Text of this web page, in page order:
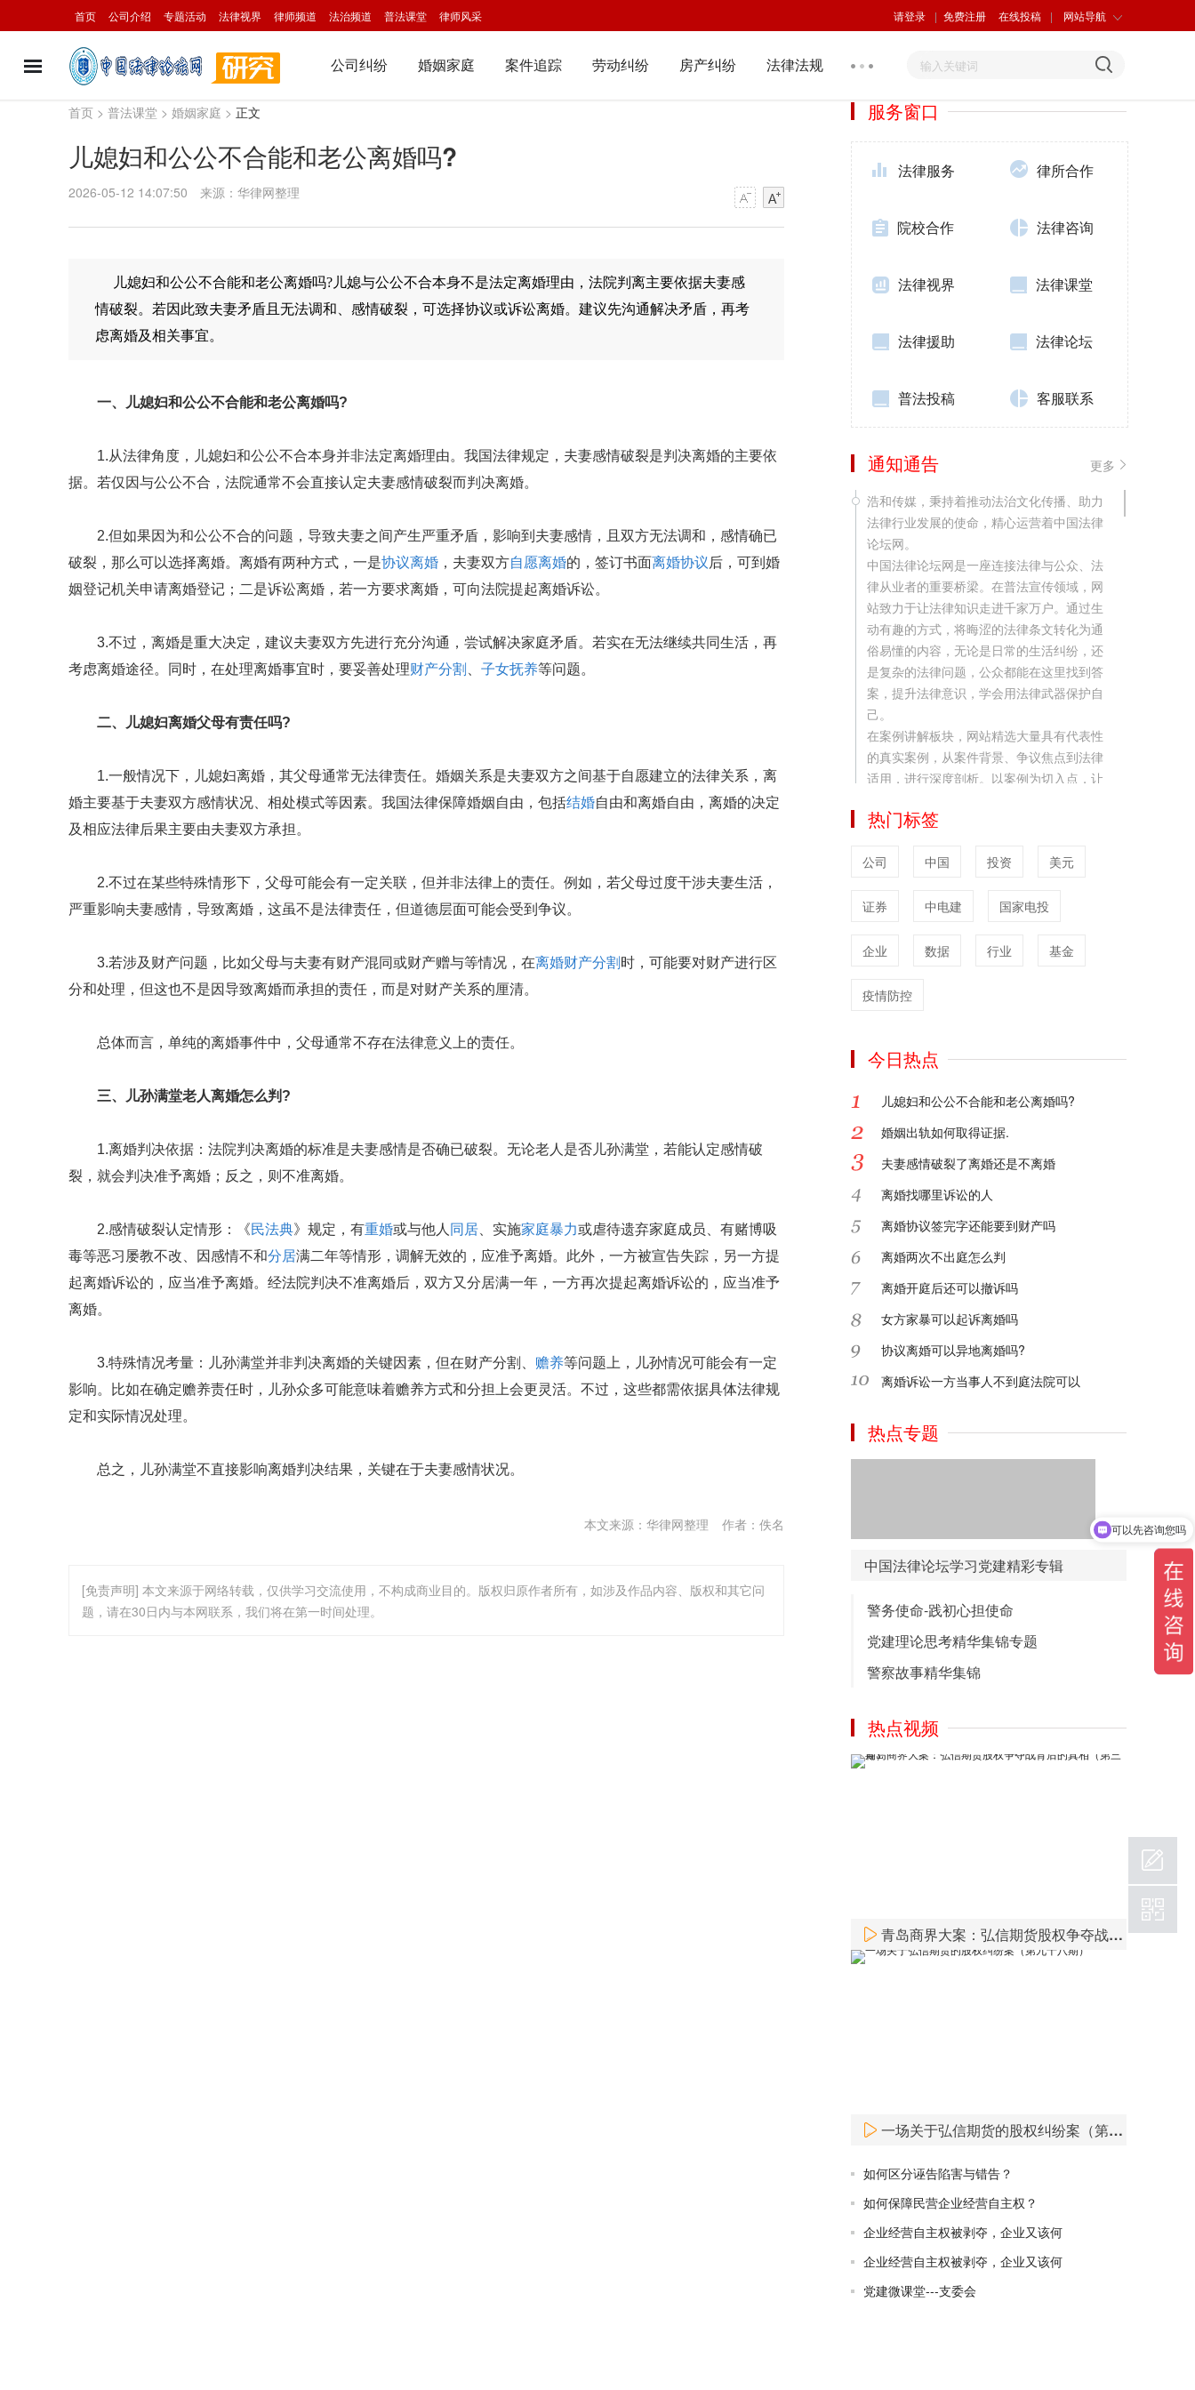
首页 公司介绍 专题活动 法律视界 律师频道 法治频道 普法课堂 律师风采 请登录 | 免费注册 在线投稿 | 网站导航
公司纠纷 婚姻家庭 案件追踪 劳动纠纷 房产纠纷 法律法规
首页 > 普法课堂 > 婚姻家庭 > 正文
儿媳妇和公公不合能和老公离婚吗?
2026-05-12 14:07:50 来源：华律网整理
儿媳妇和公公不合能和老公离婚吗?儿媳与公公不合本身不是法定离婚理由， 法院判离主要依据夫妻感
情破裂。若因此致夫妻矛盾且无法调和、感情破裂，可选择协议或诉讼离婚。建议先沟通解决矛盾，再考
虑离婚及相关事宜。
一、儿媳妇和公公不合能和老公离婚吗?
1.从法律角度，儿媳妇和公公不合本身并非法定离婚理由。我国法律规定，夫妻感情破裂是判决离婚的主要依
据。若仅因与公公不合，法院通常不会直接认定夫妻感情破裂而判决离婚。
2.但如果因为和公公不合的问题，导致夫妻之间产生严重矛盾，影响到夫妻感情，且双方无法调和，感情确已
破裂，那么可以选择离婚。离婚有两种方式，一是协议离婚 ，夫妻双方自愿离婚的，签订书面离婚协议后，可到婚
姻登记机关申请离婚登记；二是诉讼离婚，若一方要求离婚，可向法院提起离婚诉讼。
3.不过，离婚是重大决定，建议夫妻双方先进行充分沟通，尝试解决家庭矛盾。若实在无法继续共同生活，再
考虑离婚途径。同时，在处理离婚事宜时，要妥善处理财产分割 子女抚养等问题。
二、儿媳妇离婚父母有责任吗?
1.一般情况下，儿媳妇离婚，其父母通常无法律责任。婚姻关系是夫妻双方之间基于自愿建立的法律关系，离
婚主要基于夫妻双方感情状况、相处模式等因素。我国法律保障婚姻自由，包括结婚自由和离婚自由，离婚的决定
及相应法律后果主要由夫妻双方承担。
2.不过在某些特殊情形下，父母可能会有一定关联，但并非法律上的责任。例如，若父母过度干涉夫妻生活，
严重影响夫妻感情，导致离婚，这虽不是法律责任，但道德层面可能会受到争议。
3.若涉及财产问题，比如父母与夫妻有财产混同或财产赠与等情况，在离婚财产分割 时，可能要对财产进行区
分和处理，但这也不是因导致离婚而承担的责任，而是对财产关系的厘清。
总体而言，单纯的离婚事件中，父母通常不存在法律意义上的责任。
三、儿孙满堂老人离婚怎么判?
1.离婚判决依据：法院判决离婚的标准是夫妻感情是否确已破裂。无论老人是否儿孙满堂，若能认定感情破
裂，就会判决准予离婚；反之，则不准离婚。
2.感情破裂认定情形：《民法典》规定，有重婚或与他人 同居 、实施家庭暴力或虐待遗弃家庭成员、有赌博吸
毒等恶习屡教不改、因感情不和分居满二年等情形，调解无效的，应准予离婚。此外，一方被宣告失踪，另一方提
起离婚诉讼的，应当准予离婚。经法院判决不准离婚后，双方又分居满一年，一方再次提起离婚诉讼的，应当准予
离婚。
3.特殊情况考量：儿孙满堂并非判决离婚的关键因素，但在财产分割、 赡养等问题上，儿孙情况可能会有一定
影响。比如在确定赡养责任时，儿孙众多可能意味着赡养方式和分担上会更灵活。不过，这些都需依据具体法律规
定和实际情况处理。
总之，儿孙满堂不直接影响离婚判决结果，关键在于夫妻感情状况。
本文来源：华律网整理 作者：佚名
[免责声明] 本文来源于网络转载，仅供学习交流使用，不构成商业目的。版权归原作者所有，如涉及作品内容、版权和其它问
题，请在30日内与本网联系，我们将在第一时间处理。
服务窗口
法律服务 律所合作
院校合作 法律咨询
法律视界 法律课堂
法律援助 法律论坛
普法投稿 客服联系
通知通告
更多
浩和传媒，秉持着推动法治文化传播、助力
法律行业发展的使命，精心运营着中国法律
论坛网。
中国法律论坛网是一座连接法律与公众、法
律从业者的重要桥梁。在普法宣传领域，网
站致力于让法律知识走进千家万户。通过生
动有趣的方式，将晦涩的法律条文转化为通
俗易懂的内容，无论是日常的生活纠纷，还
是复杂的法律问题，公众都能在这里找到答
案，提升法律意识，学会用法律武器保护自
己。
在案例讲解板块，网站精选大量具有代表性
的真实案例，从案件背景、争议焦点到法律
适用，进行深度剖析。以案例为切入点，让
用，每一个案例都是一堂生动的法律课。
宣传服务。我们深知品牌建设对于法律从业
验，为律所和律师量身定制品牌宣传方案，
力。
务和宣传需求，创作富有感染力和专业性的
视频的形式，将法律知识和律所风采以更直
播范围。
业、创新、多元的服务，为法治社会的建设
贡献力量。
2025-01-24
2024-09-14
2024-09-14
网上资料繁多，分类不明确，没有专属的党
建资料下载，中国法律论坛网推出资料下载
2020-09-12
击即可去到各大平台购买，方便了您学习和
检索时间！
2020-09-12
中国法律论坛网在经过不断的细化完善后，
策文件，党章、党建图库及党建精彩视频和
党建资料下载！
热门标签
公司 中国 投资 美元
证券 中电建 国家电投
企业 数据 行业 基金
疫情防控
今日热点
儿媳妇和公公不合能和老公离婚吗?
婚姻出轨如何取得证据.
夫妻感情破裂了离婚还是不离婚
离婚找哪里诉讼的人
离婚协议签完字还能要到财产吗
离婚两次不出庭怎么判
离婚开庭后还可以撤诉吗
女方家暴可以起诉离婚吗
协议离婚可以异地离婚吗?
离婚诉讼一方当事人不到庭法院可以
热点专题
中国法律论坛学习党建精彩专辑
警务使命-践初心担使命
党建理论思考精华集锦专题
警察故事精华集锦
热点视频
青岛商界大案：弘信期货股权争夺战背后的真相（第三期）
一场关于弘信期货的股权纠纷案（第九十八期）
如何区分诬告陷害与错告？
如何保障民营企业经营自主权？
企业经营自主权被剥夺，企业又该何
企业经营自主权被剥夺，企业又该何
党建微课堂---支委会
可以介绍下你们的产品么
可以先咨询您吗